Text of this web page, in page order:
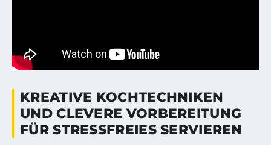
KREATIVE KOCHTECHNIKEN
UND CLEVERE VORBEREITUNG
FÜR STRESSFREIES SERVIEREN